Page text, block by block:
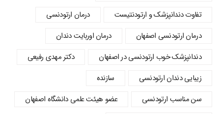
تفاوت دندانپزشک و ارتودنتیست
درمان ارتودنسی
درمان ارتودنسی اصفهان
درمان اوربایت دندان
دندانپزشک خوب ارتودنسی در اصفهان
دکتر مهدی رفیعی
زیبایی دندان ارتودنسی
سازنده
سن مناسب ارتودنسی
عضو هیئت علمی دانشگاه اصفهان